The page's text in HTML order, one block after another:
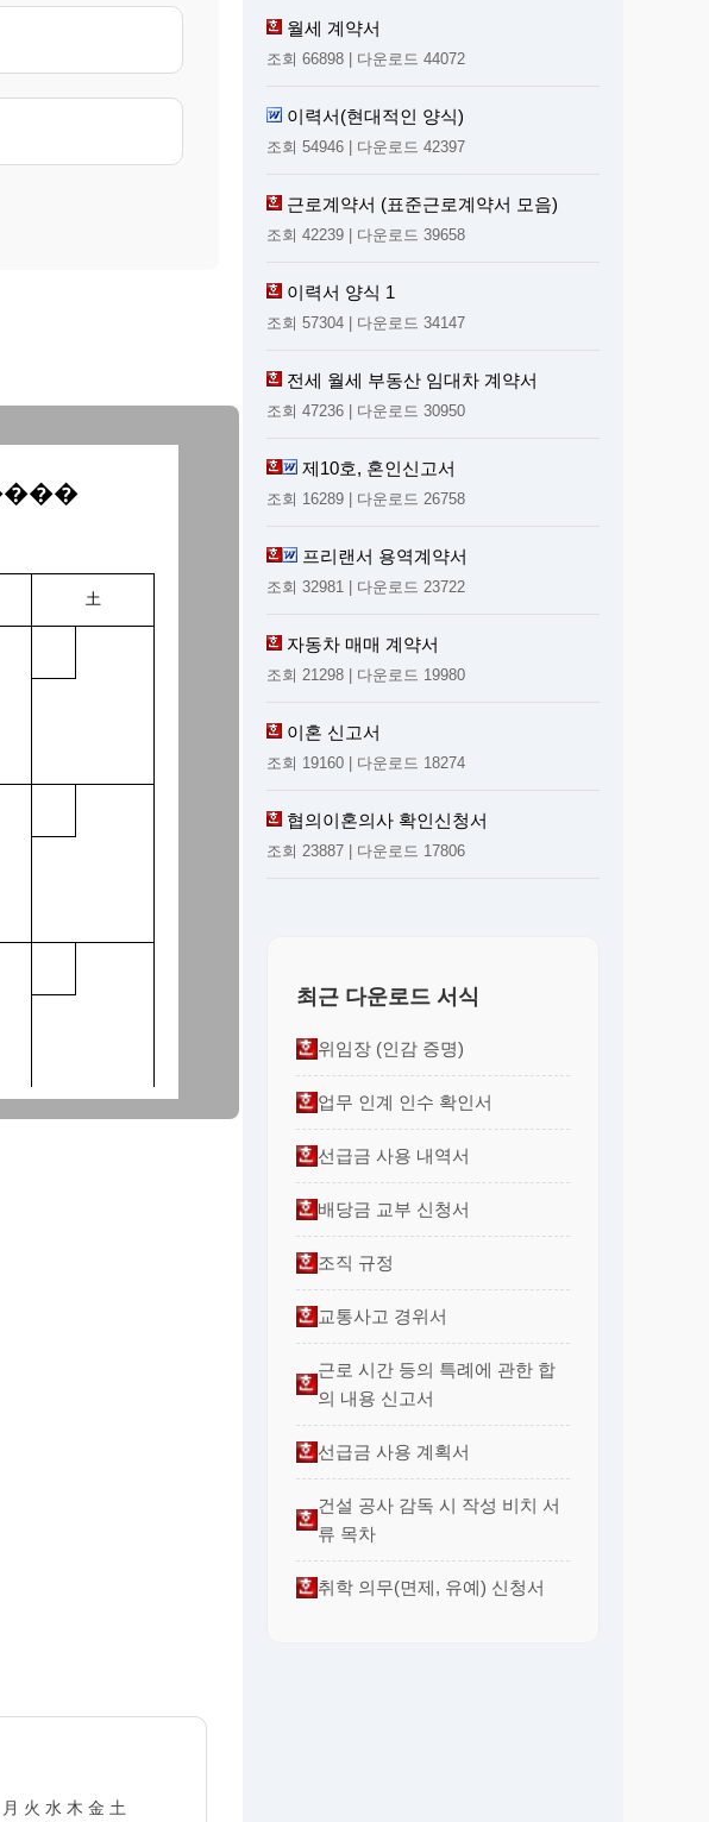
土
火 水 木 金 土
월세 계약서
조회 66898 | 다운로드 44072
이력서(현대적인 양식)
조회 54946 | 다운로드 42397
근로계약서 (표준근로계약서 모음)
조회 42239 | 다운로드 39658
이력서 양식 1
조회 57304 | 다운로드 34147
전세 월세 부동산 임대차 계약서
조회 47236 | 다운로드 30950
제10호, 혼인신고서
조회 16289 | 다운로드 26758
프리랜서 용역계약서
조회 32981 | 다운로드 23722
자동차 매매 계약서
조회 21298 | 다운로드 19980
이혼 신고서
조회 19160 | 다운로드 18274
협의이혼의사 확인신청서
조회 23887 | 다운로드 17806
최근 다운로드 서식
위임장 (인감 증명)
업무 인계 인수 확인서
선급금 사용 내역서
배당금 교부 신청서
조직 규정
교통사고 경위서
근로 시간 등의 특례에 관한 합
의 내용 신고서
선급금 사용 계획서
건설 공사 감독 시 작성 비치 서
류 목차
취학 의무(면제, 유예) 신청서